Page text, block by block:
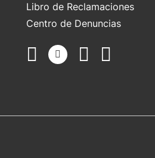
Libro de Reclamaciones
Centro de Denuncias